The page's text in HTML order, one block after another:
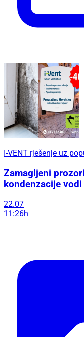
I-VENT rješenje uz
Zamagljeni
kondenzacije
22.07
11:26h